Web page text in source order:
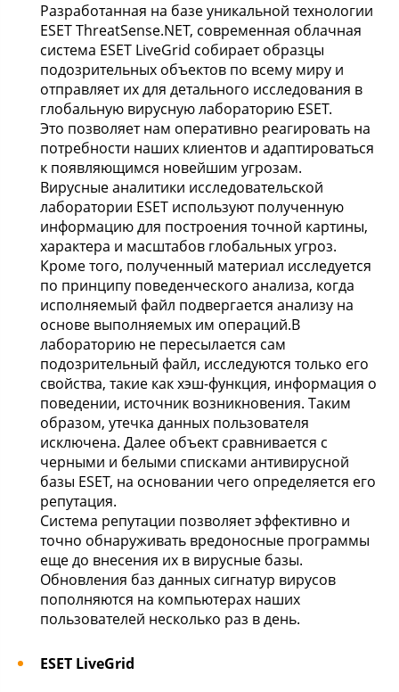
Разработанная на базе уникальной технологии
ESET ThreatSense.NET, современная облачная
система ESET LiveGrid собирает образцы
подозрительных объектов по всему миру и
отправляет их для детального исследования в
глобальную вирусную лабораторию ESET.
Это позволяет нам оперативно реагировать на
потребности наших клиентов и адаптироваться
к появляющимся новейшим угрозам.
Вирусные аналитики исследовательской
лаборатории ESET используют полученную
информацию для построения точной картины,
характера и масштабов глобальных угроз.
Кроме того, полученный материал исследуется
по принципу поведенческого анализа, когда
исполняемый файл подвергается анализу на
основе выполняемых им операций.В
лабораторию не пересылается сам
подозрительный файл, исследуются только его
свойства, такие как хэш-функция, информация о
поведении, источник возникновения. Таким
образом, утечка данных пользователя
исключена. Далее объект сравнивается с
черными и белыми списками антивирусной
базы ESET, на основании чего определяется его
репутация.
Система репутации позволяет эффективно и
точно обнаруживать вредоносные программы
еще до внесения их в вирусные базы.
Обновления баз данных сигнатур вирусов
пополняются на компьютерах наших
пользователей несколько раз в день.
ESET LiveGrid